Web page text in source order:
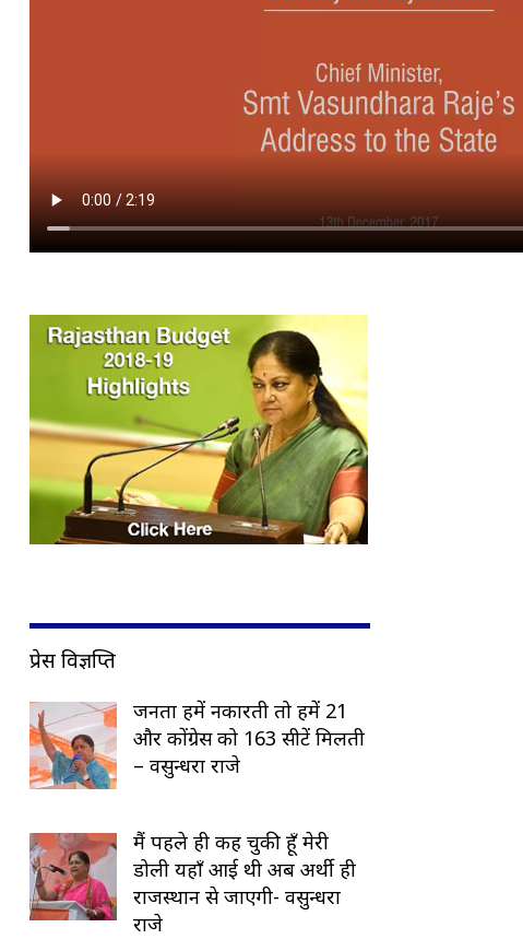
प्रेस विज्ञप्ति
जनता हमें नकारती तो हमें 21
और कोंग्रेस को 163 सीटें मिलती
– वसुन्धरा राजे
मैं पहले ही कह चुकी हूँ मेरी
डोली यहाँ आई थी अब अर्थी ही
राजस्थान से जाएगी- वसुन्धरा
राजे